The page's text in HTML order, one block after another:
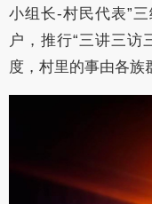
小组长-村民代表”
户，推行“三讲三访
度，村里的事由各族